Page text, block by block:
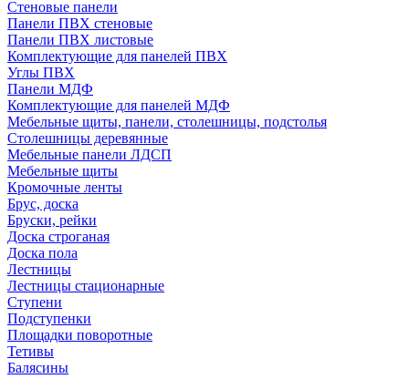
Стеновые панели
Панели ПВХ стеновые
Панели ПВХ листовые
Комплектующие для панелей ПВХ
Углы ПВХ
Панели МДФ
Комплектующие для панелей МДФ
Мебельные щиты, панели, столешницы, подстолья
Столешницы деревянные
Мебельные панели ЛДСП
Мебельные щиты
Кромочные ленты
Брус, доска
Бруски, рейки
Доска строганая
Доска пола
Лестницы
Лестницы стационарные
Ступени
Подступенки
Площадки поворотные
Тетивы
Балясины